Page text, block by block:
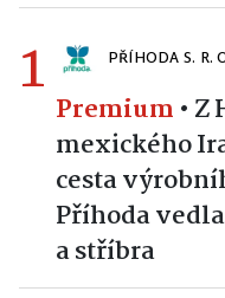
1 PŘÍHODA S. R.
Premium • Z
mexického
cesta
Příhoda
a stříbra